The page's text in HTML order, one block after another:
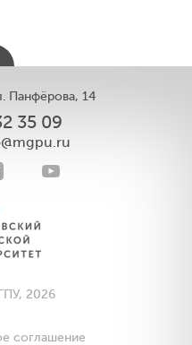
Панфёрова, 14
35 09
2026
соглашение